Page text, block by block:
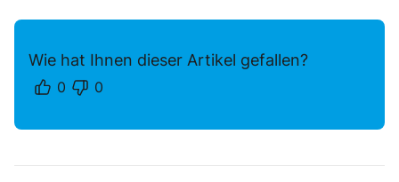
Wie hat Ihnen dieser Artikel gefallen?
0 0